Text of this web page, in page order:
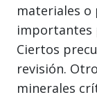
materiales o
importantes
Ciertos
revisión.
minerales